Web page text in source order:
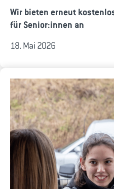
Wir bieten erneut
für Senior:innen an
18. Mai 2026